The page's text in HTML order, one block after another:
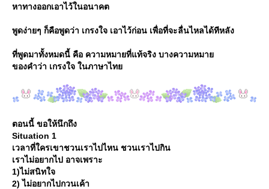
หาทางออกเอาไว้ในอนาคต
พูดง่ายๆ ก็คือพูดว่า เกรงใจ เอาไว้ก่อน เพื่อที่จะลื่นไหลได้ทีหลัง
ที่พูดมาทั้งหมดนี้ คือ ความหมายที่แท้จริง บางความหมา
ของคำว่า เกรงใจ ในภาษาไท
ตอนนี้ ขอให้นึกถึง
Situation 1
เวลาที่ใครเขาชวนเราไปไหน ชวนเราไปกิน
เราไม่อยากไป อาจเพราะ
1)ไม่สนิทใจ
2) ไม่อยากไปกวนเค้า